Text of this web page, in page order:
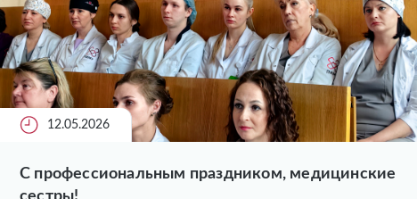
12.05.2026
С профессиональным праздником, медицинские